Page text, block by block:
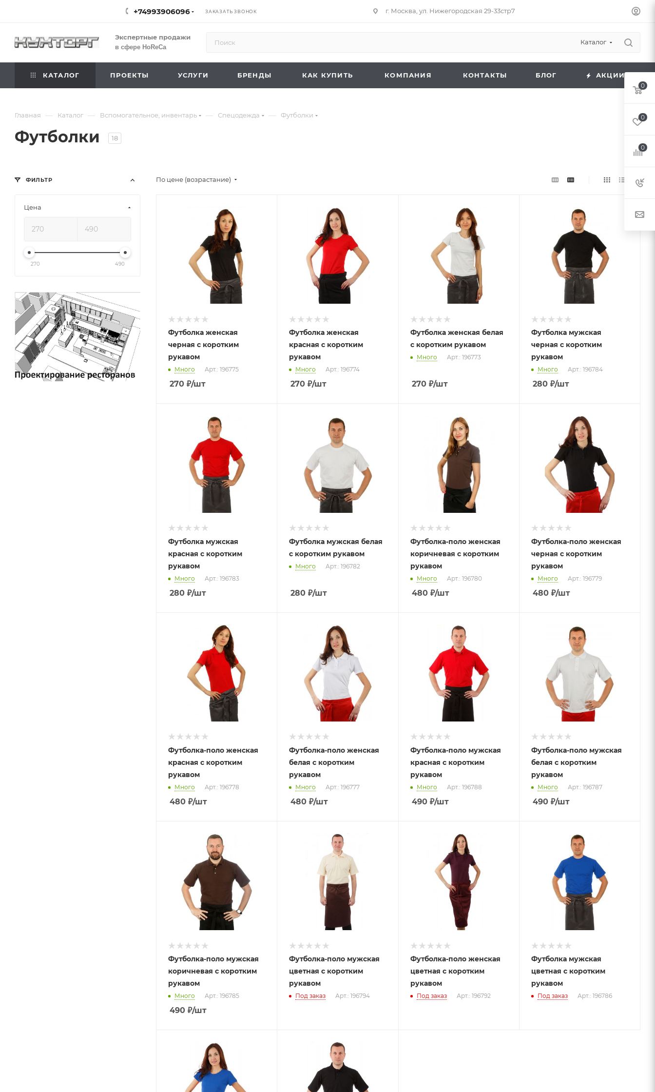
+74993906096 ЗАКАЗАТЬ ЗВОНОК г. Москва, ул. Нижегородская 29-33стр7
Экспертные продажи
в сфере HoReCa
Каталог
КАТАЛОГ ПРОЕКТЫ УСЛУГИ БРЕНДЫ КАК КУПИТЬ КОМПАНИЯ КОНТАКТЫ БЛОГ АКЦИИ
Главная — Каталог — Вспомогательное, инвентарь — Спецодежда — Футболки
Футболки 18
По цене (возрастание)
Футболка женская
черная с коротким
рукавом
Много Арт.: 196775
270 ₽/шт
Футболка женская
красная с коротким
рукавом
Много Арт.: 196774
270 ₽/шт
Футболка женская белая
с коротким рукавом
Много Арт.: 196773
270₽/шт
Футболка мужская
черная с коротким
рукавом
Много Арт.: 196784
280₽/шт
Футболка мужская
красная с коротким
рукавом
Много Арт.: 196783
280 ₽/шт
Футболка мужская белая
с коротким рукавом
Много Арт.: 196782
280 ₽/шт
Футболка-поло женская
коричневая с коротким
рукавом
Много Арт.: 196780
480₽/шт
Футболка-поло женская
черная с коротким
рукавом
Много Арт.: 196779
480₽/шт
Футболка-поло женская
красная с коротким
рукавом
Много Арт.: 196778
480 ₽/шт
Футболка-поло женская
белая с коротким
рукавом
Много Арт.: 196777
480 ₽/шт
Футболка-поло мужская
красная с коротким
рукавом
Много Арт.: 196788
490₽/шт
Футболка-поло мужская
белая с коротким
рукавом
Много Арт.: 196787
490₽/шт
Футболка-поло мужская
коричневая с коротким
рукавом
Много Арт.: 196785
490 ₽/шт
Футболка-поло мужская
цветная с коротким
рукавом
Под заказ Арт.: 196794
Футболка-поло женская
цветная с коротким
рукавом
Под заказ Арт.: 196792
Футболка мужская
цветная с коротким
рукавом
Под заказ Арт.: 196786
ФИЛЬТР
Цена
270 490
0
0
0